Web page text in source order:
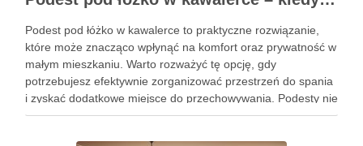
Podest pod łóżko w kawalerce to praktyczne rozwiązanie,
które może znacząco wpłynąć na komfort oraz prywatność w
małym mieszkaniu. Warto rozważyć tę opcję, gdy
potrzebujesz efektywnie zorganizować przestrzeń do spania
i zyskać dodatkowe miejsce do przechowywania. Podesty nie
tylko wydzielają strefy, ale także mogą być funkcjonalnym